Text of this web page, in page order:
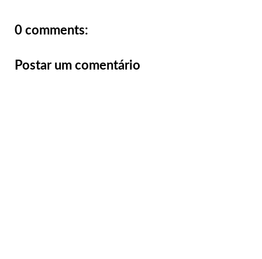
0 comments:
Postar um comentário